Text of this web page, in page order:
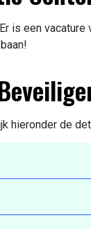
is een
hieronder de